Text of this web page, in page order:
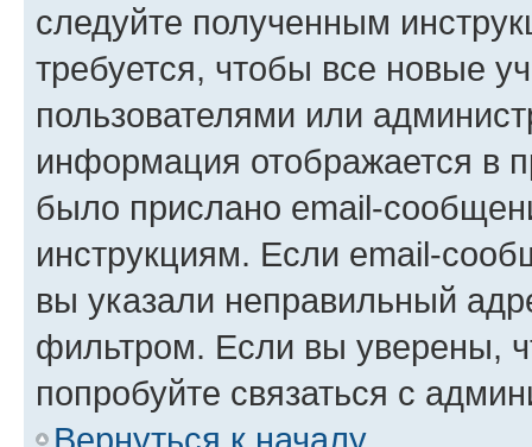
следуйте полученным
требуется, чтобы все новые
пользователями или
информация отображается в
было прислано email-
инструкциям. Если email-
вы указали неправильный
фильтром. Если вы уверены,
попробуйте связаться с
Вернуться к началу